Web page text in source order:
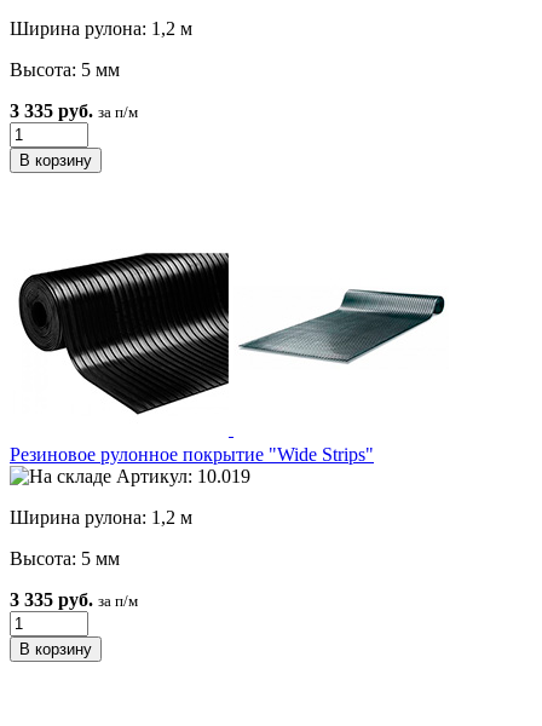
Ширина рулона: 1,2 м
Высота: 5 мм
3 335 руб. за п/м
Резиновое рулонное покрытие "Wide Strips"
Артикул: 10.019
Ширина рулона: 1,2 м
Высота: 5 мм
3 335 руб. за п/м